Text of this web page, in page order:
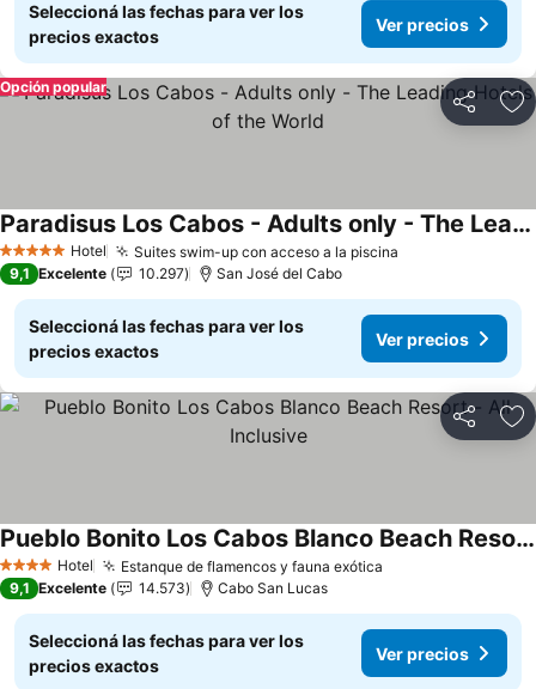
Seleccioná las fechas para ver los
precios exactos
Ver precios
Compartir
Opción popular
5 Estrellas Hotel Suites swim-up con acceso a la piscina
Paradisus Los Cabos - Adults only - The Leading Hotels of the World
9,1 Excelente 10.297 San José del Cabo
Seleccioná las fechas para ver los
precios exactos
Ver precios
Compartir
4 EstrellasHotel Estanque de flamencos y fauna exótica
Pueblo Bonito Los Cabos Blanco Beach Resort - All Inclusive
9,1 Excelente 14.573 Cabo San Lucas
Seleccioná las fechas para ver los
precios exactos
Ver precios